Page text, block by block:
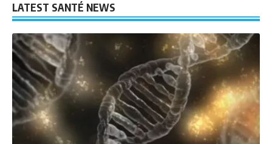
LATEST SANTÉ NEWS